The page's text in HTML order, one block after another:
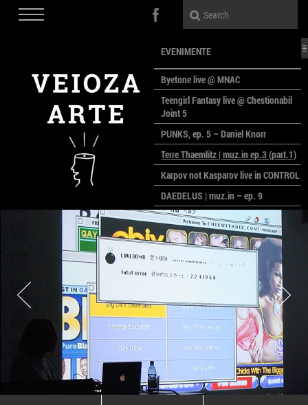
EVENIMENTE
Byetone live @ MNAC
Teengirl Fantasy live @ Chestionabil
Joint 5
PUNKS, ep. 5 – Daniel Knorr
Terre Thaemlitz | muz.in ep.3 (part.1)
Karpov not Kasparov live in CONTROL
DAEDELUS | muz.in – ep. 9
LALELE, LALELE – prima premieră a
anului la MACAZ
CinePOLSKA – filme poloneze la
București
PEOPLE OF ROMANIA se lansează la
All Stars For Outernational